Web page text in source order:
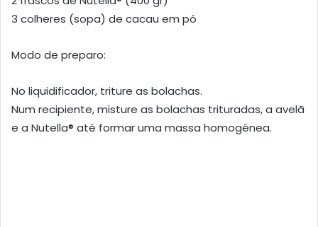
3 colheres (sopa) de cacau em pó
Modo de preparo:
No liquidificador, triture as bolachas.
Num recipiente, misture as bolachas trituradas, a avelã
e a Nutella® até formar uma massa homogénea.